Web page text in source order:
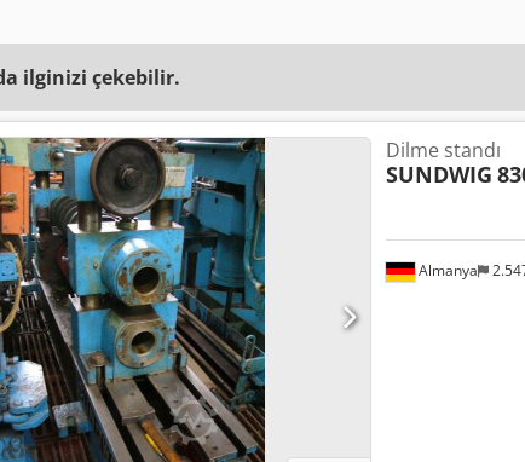
ilginizi çekebilir.
Almanya
Dilme standı
SUNDWIG